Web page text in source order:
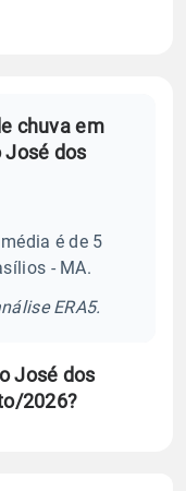
chuva em
José dos
é de 5
- MA.
ERA5.
José dos
2026?